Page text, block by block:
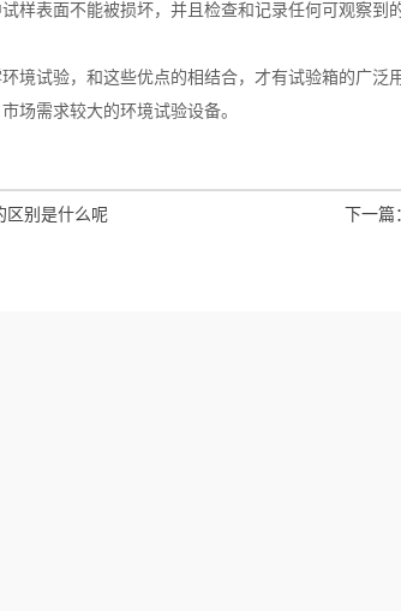
样表面不能被损坏，并且检查和记录任何可观察到
试验，和这些优点的相结合，才有试验箱的广泛
场需求较大的环境试验设备。
区别是什么呢 下一篇